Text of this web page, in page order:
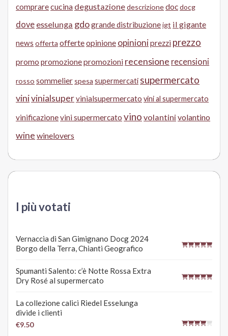
comprarecucina degustazionedescrizionedocdocg
dove esselunga gdogrande distribuzioneigt il gigante
news offerta offerteopinione opinioniprezzi prezzo
promo promozionepromozioni recensione recensioni
rosso sommelier spesa supermercati supermercato
vinivinialsupervinialsupermercato vini al supermercato
vinificazionevini supermercato vino volantini volantino
wine winelovers
I più votati
Vernaccia di San Gimignano Docg 2024
Borgo della Terra, Chianti Geografico
Spumanti Salento: c’è Notte Rossa Extra
Dry Rosé al supermercato
La collezione calici Riedel Esselunga
divide i clienti
€9.50